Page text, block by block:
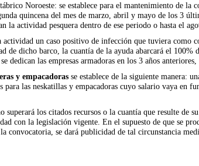
Noroeste: se establece para el mantenimiento de la
quincena del mes de marzo, abril y mayo de los 3
la actividad pesquera dentro de ese periodo o hasta el
actividad un caso positivo de infección que tuviera como
dicho barco, la cuantía de la ayuda abarcará el 100%
dedican las empresas armadoras en los 3 años
y empacadorasse establece de la siguiente manera:
las neskatillas y empacadoras cuyo salario vaya en
los citados recursos o la cuantía que resulte de
con la legislación vigente. En el supuesto de que se
convocatoria, se dará publicidad de tal circunstancia